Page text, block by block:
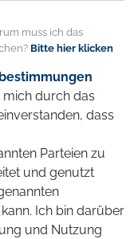
muss ich das
Bitte hier klicken
mich durch das
dass
Parteien zu
und genutzt
Ich bin darüber
und Nutzung